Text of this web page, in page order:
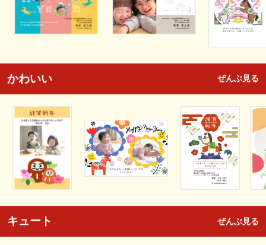
かわいい ぜんぶ見る
キュート ぜんぶ見る